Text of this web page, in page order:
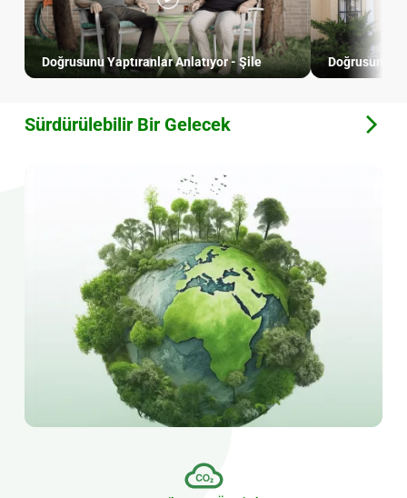
Doğrusunu Yaptıranlar Anlatıyor - Şile Doğrusunu
Sürdürülebilir Bir Gelecek